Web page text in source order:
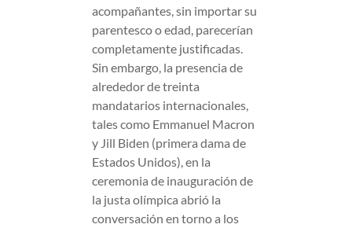
acompañantes, sin importar su
parentesco o edad, parecerían
completamente justificadas.
Sin embargo, la presencia de
alrededor de treinta
mandatarios internacionales,
tales como Emmanuel Macron
y Jill Biden (primera dama de
Estados Unidos), en la
ceremonia de inauguración de
la justa olímpica abrió la
conversación en torno a los